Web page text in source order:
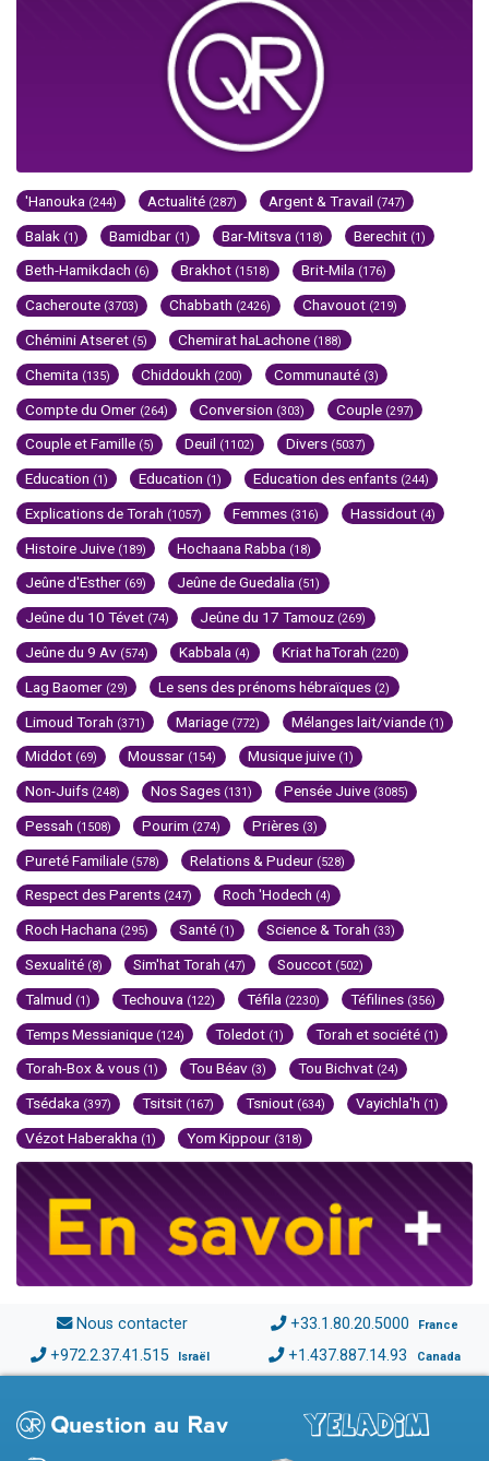
'Hanouka (244) Actualité (287) Argent & Travail (747)
Balak (1) Bamidbar (1) Bar-Mitsva (118) Berechit (1)
Beth-Hamikdach (6) Brakhot (1518) Brit-Mila (176)
Cacheroute (3703) Chabbath (2426) Chavouot (219)
Chémini Atseret (5) Chemirat haLachone (188)
Chemita (135) Chiddoukh (200) Communauté (3)
Compte du Omer (264) Conversion (303) Couple (297)
Couple et Famille (5) Deuil (1102) Divers (5037)
Education (1) Education (1) Education des enfants (244)
Explications de Torah (1057) Femmes (316) Hassidout (4)
Histoire Juive (189) Hochaana Rabba (18)
Jeûne d'Esther (69) Jeûne de Guedalia (51)
Jeûne du 10 Tévet (74) Jeûne du 17 Tamouz (269)
Jeûne du 9 Av (574) Kabbala (4) Kriat haTorah (220)
Lag Baomer (29) Le sens des prénoms hébraïques (2)
Limoud Torah (371) Mariage (772) Mélanges lait/viande (1)
Middot (69) Moussar (154) Musique juive (1)
Non-Juifs (248) Nos Sages (131) Pensée Juive (3085)
Pessah (1508) Pourim (274) Prières (3)
Pureté Familiale (578) Relations & Pudeur (528)
Respect des Parents (247) Roch 'Hodech (4)
Roch Hachana (295) Santé (1) Science & Torah (33)
Sexualité (8) Sim'hat Torah (47) Souccot (502)
Talmud (1) Techouva (122) Téfila (2230) Téfilines (356)
Temps Messianique (124) Toledot (1) Torah et société (1)
Torah-Box & vous (1) Tou Béav (3) Tou Bichvat (24)
Tsédaka (397) Tsitsit (167) Tsniout (634) Vayichla'h (1)
Vézot Haberakha (1) Yom Kippour (318)
Nous contacter +33.1.80.20.5000 France
+972.2.37.41.515 Israël +1.437.887.14.93 Canada